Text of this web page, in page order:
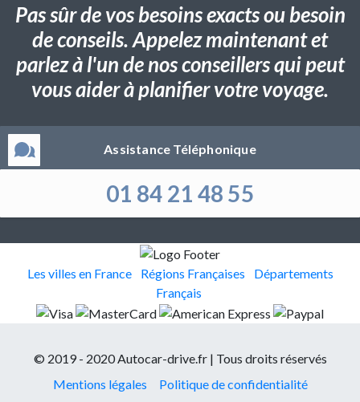
Pas sûr de vos besoins exacts ou besoin
de conseils. Appelez maintenant et
parlez à l'un de nos conseillers qui peut
vous aider à planifier votre voyage.
Assistance Téléphonique
01 84 21 48 55
Les villes en France Régions Françaises
Départements
Français
© 2019 - 2020 Autocar-drive.fr | Tous droits réservés
Mentions légales
Politique de confidentialité